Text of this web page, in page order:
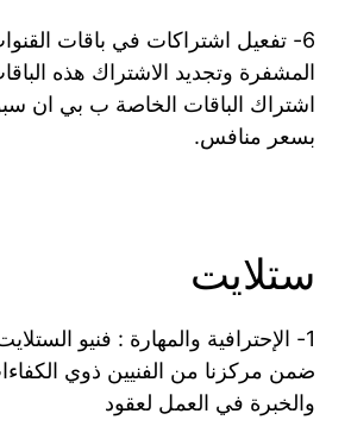
6- تفعيل اشتراكات في باقات
المشفرة وتجديد الاشتراك هذه
اشتراك الباقات الخاصة ب بي ان
بسعر منافس.
ستلايت
1- الإحترافية والمهارة : فنيو
ضمن مركزنا من الفنيين ذوي
والخبرة في العمل لعقود